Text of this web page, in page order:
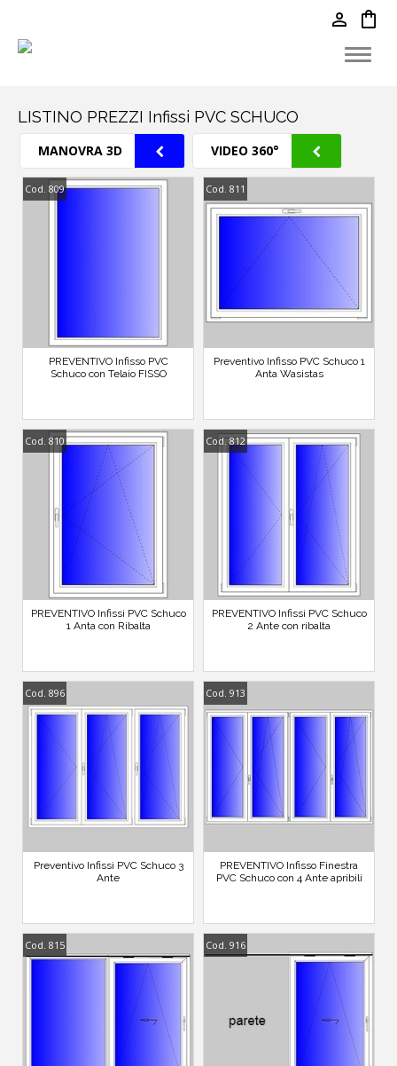
person shopping_bag
LISTINO PREZZI Infissi PVC SCHUCO
MANOVRA 3D VIDEO 360°
Cod. 809
PREVENTIVO Infisso PVC
Schuco con Telaio FISSO
Cod. 811
Preventivo Infisso PVC Schuco 1
Anta Wasistas
Cod. 810
PREVENTIVO Infissi PVC Schuco
1 Anta con Ribalta
Cod. 812
PREVENTIVO Infissi PVC Schuco
2 Ante con ribalta
Cod. 896
Preventivo Infissi PVC Schuco 3
Ante
Cod. 913
PREVENTIVO Infisso Finestra
PVC Schuco con 4 Ante apribili
Cod. 815 Cod. 916